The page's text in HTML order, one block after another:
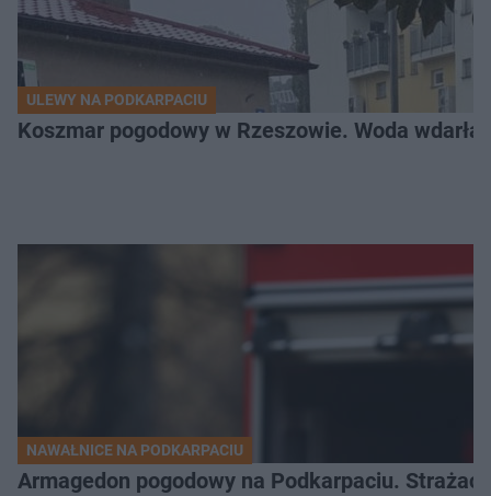
ULEWY NA PODKARPACIU
Koszmar pogodowy w Rzeszowie. Woda
NAWAŁNICE NA PODKARPACIU
Armagedon pogodowy na Podkarpaciu.